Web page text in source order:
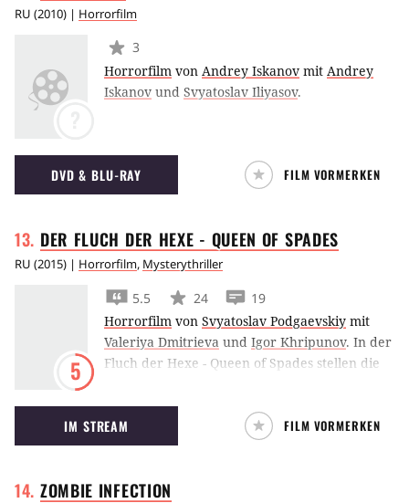
RU (2010) | Horrorfilm
3
Horrorfilm von Andrey Iskanov mit Andrey
Iskanov und Svyatoslav Iliyasov.
DVD & BLU-RAY FILM VORMERKEN
DER FLUCH DER HEXE - QUEEN OF SPADES
RU (2015) | Horrorfilm, Mysterythriller
5
5.5 24
19
Horrorfilm von Svyatoslav Podgaevskiy mit
Valeriya Dmitrieva und Igor Khripunov. In der
Fluch der Hexe - Queen of Spades stellen die
Dmitrievaeinen einen Aberglaube auf die
Probe.
IM STREAM FILM VORMERKEN
ZOMBIE INFECTION